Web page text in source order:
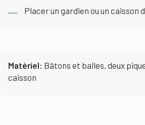
Placer un gardien ou un caisson
Matériel: Bâtons et balles, deux
caisson